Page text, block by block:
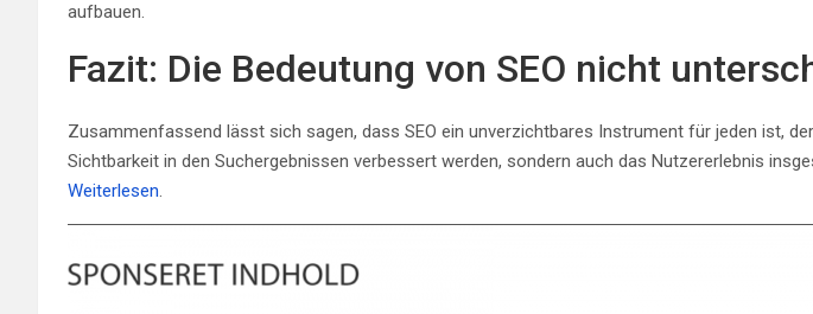
aufbauen.
Fazit: Die Bedeutung von SEO nicht
Zusammenfassend lässt sich sagen, dass SEO ein unverzichtbares Instrument für jeden ist,
Sichtbarkeit in den Suchergebnissen verbessert werden, sondern auch das Nutzererlebnis
Weiterlesen.